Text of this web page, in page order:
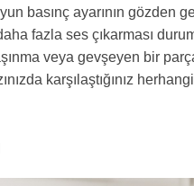
basınç ayarının gözden
fazla ses çıkarması
veya gevşeyen bir
karşılaştığınız